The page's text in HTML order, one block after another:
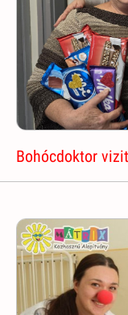
Bohócdoktor vizit